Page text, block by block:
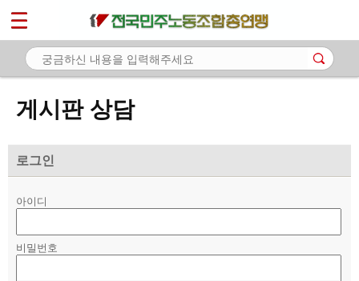
게시판 상담
로그인
아이디
비밀번호
마이페이지
소개
노동상담
- 게시판 상담
- 바로보기
- 찾아보기